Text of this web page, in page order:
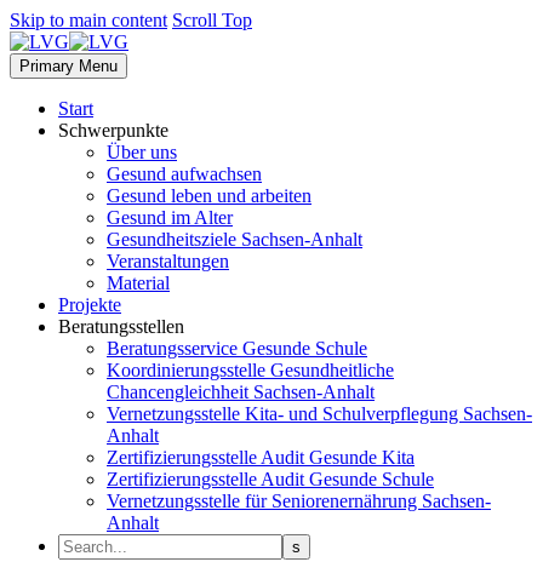
Skip to main content Scroll Top
Primary Menu
Start
Schwerpunkte
Über uns
Gesund aufwachsen
Gesund leben und arbeiten
Gesund im Alter
Gesundheitsziele Sachsen-Anhalt
Veranstaltungen
Material
Projekte
Beratungsstellen
Beratungsservice Gesunde Schule
Koordinierungsstelle Gesundheitliche
Chancengleichheit Sachsen-Anhalt
Vernetzungsstelle Kita- und Schulverpflegung Sachsen-
Anhalt
Zertifizierungsstelle Audit Gesunde Kita
Zertifizierungsstelle Audit Gesunde Schule
Vernetzungsstelle für Seniorenernährung Sachsen-
Anhalt